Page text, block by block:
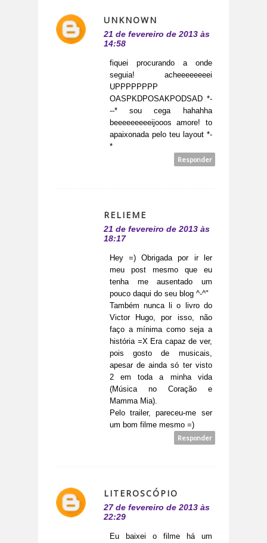
UNKNOWN
21 de fevereiro de 2013 às
14:58
fiquei procurando a onde
seguia! acheeeeeeeei
UPPPPPPPP
OASPKDPOSAKPODSAD *-
--* sou cega hahahha
beeeeeeeeeijooos amore! to
apaixonada pelo teu layout *-
*
Responder
RELIEME
21 de fevereiro de 2013 às
18:17
Hey =) Obrigada por ir ler
meu post mesmo que eu
tenha me ausentado um
pouco daqui do seu blog ^-^"
Também nunca li o livro do
Victor Hugo, por isso, não
faço a mínima como seja a
história =X Era capaz de ver,
pois gosto de musicais,
apesar de ainda só ter visto
2 em toda a minha vida
(Música no Coração e
Mamma Mia).
Pelo trailer, pareceu-me ser
um bom filme mesmo =)
Responder
LITEROSCÓPIO
27 de fevereiro de 2013 às
22:29
Eu baixei o filme há um